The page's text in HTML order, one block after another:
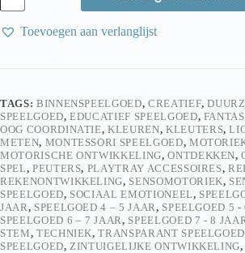
transparante
acryl
mandala
Toevoegen aan verlanglijst
TAGS: BINNENSPEELGOED, CREATIEF,
SPEELGOED,EDUCATIEF SPEELGOED,
OOG COORDINATIE,KLEUREN, KLEUTERS,
METEN, MONTESSORI SPEELGOED,
MOTORISCHE ONTWIKKELING,ONTDEKKEN,
SPEL, PEUTERS, PLAYTRAY ACCESSOIRES,
REKENONTWIKKELING, SENSOMOTORIEK,
SPEELGOED, SOCIAAL EMOTIONEEL,
JAAR , SPEELGOED 4 – 5 JAAR , SPEELGOED 5
SPEELGOED 6 – 7 JAAR , SPEELGOED 7 - 8
STEM, TECHNIEK,TRANSPARANT SPEELGOED
SPEELGOED, ZINTUIGELIJKE ONTWIKKELING,